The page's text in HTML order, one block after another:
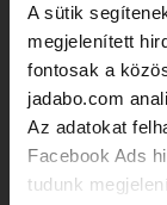
A sütik
megjelenített
fontosak a
jadabo.com
Az adatokat
Facebook Ads
tudunk